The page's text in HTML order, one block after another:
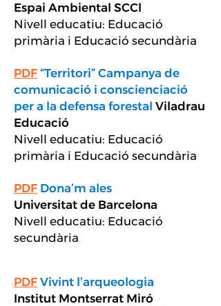
Espai Ambiental SCCl
Nivell educatiu: Educació
primària i Educació secundària
PDF “Territori” Campanya de
comunicació i conscienciació
per a la defensa forestal Viladrau
Educació
Nivell educatiu: Educació
primària i Educació secundària
PDF Dona’m ales
Universitat de Barcelona
Nivell educatiu: Educació
secundària
PDF Vivint l’arqueologia
Institut Montserrat Miró